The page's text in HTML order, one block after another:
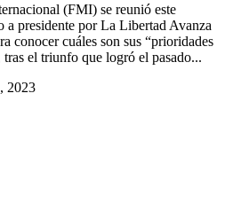
(FMI) se reunió este
a presidente por La Libertad Avanza
conocer cuáles son sus “prioridades
el triunfo que logró el pasado...
2023